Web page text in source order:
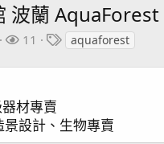
波蘭 AquaForest
關
者
11
標
aquaforest
材專賣
景設計、生物專賣